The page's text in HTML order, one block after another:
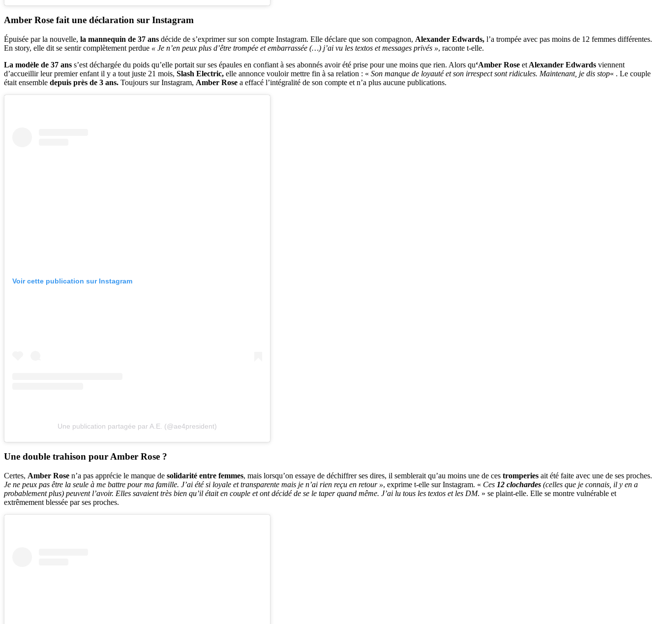
Amber Rose fait une déclaration sur Instagram
Épuisée par la nouvelle, la mannequin de 37 ans décide de s’exprimer sur son compte Instagram. Elle déclare que son compagnon, Alexander Edwards, l’a trompée avec pas moins de 12 femmes différentes.
En story, elle dit se sentir complètement perdue « Je n’en peux plus d’être trompée et embarrassée (…) j’ai vu les textos et messages privés », raconte t-elle.
La modèle de 37 ans s’est déchargée du poids qu’elle portait sur ses épaules en confiant à ses abonnés avoir été prise pour une moins que rien. Alors qu‘Amber Rose et Alexander Edwards viennent
d’accueillir leur premier enfant il y a tout juste 21 mois, Slash Electric, elle annonce vouloir mettre fin à sa relation : « Son manque de loyauté et son irrespect sont ridicules. Maintenant, je dis stop« . Le couple
était ensemble depuis près de 3 ans. Toujours sur Instagram, Amber Rose a effacé l’intégralité de son compte et n’a plus aucune publications.
Voir cette publication sur Instagram
Une publication partagée par A.E. (@ae4president)
Une double trahison pour Amber Rose ?
Certes, Amber Rose n’a pas apprécie le manque de solidarité entre femmes, mais lorsqu’on essaye de déchiffrer ses dires, il semblerait qu’au moins une de ces tromperies ait été faite avec une de ses proches.
Je ne peux pas être la seule à me battre pour ma famille. J’ai été si loyale et transparente mais je n’ai rien reçu en retour », exprime t-elle sur Instagram. « Ces 12 clochardes (celles que je connais, il y en a
probablement plus) peuvent l’avoir. Elles savaient très bien qu’il était en couple et ont décidé de se le taper quand même. J’ai lu tous les textos et les DM. » se plaint-elle. Elle se montre vulnérable et
extrêmement blessée par ses proches.